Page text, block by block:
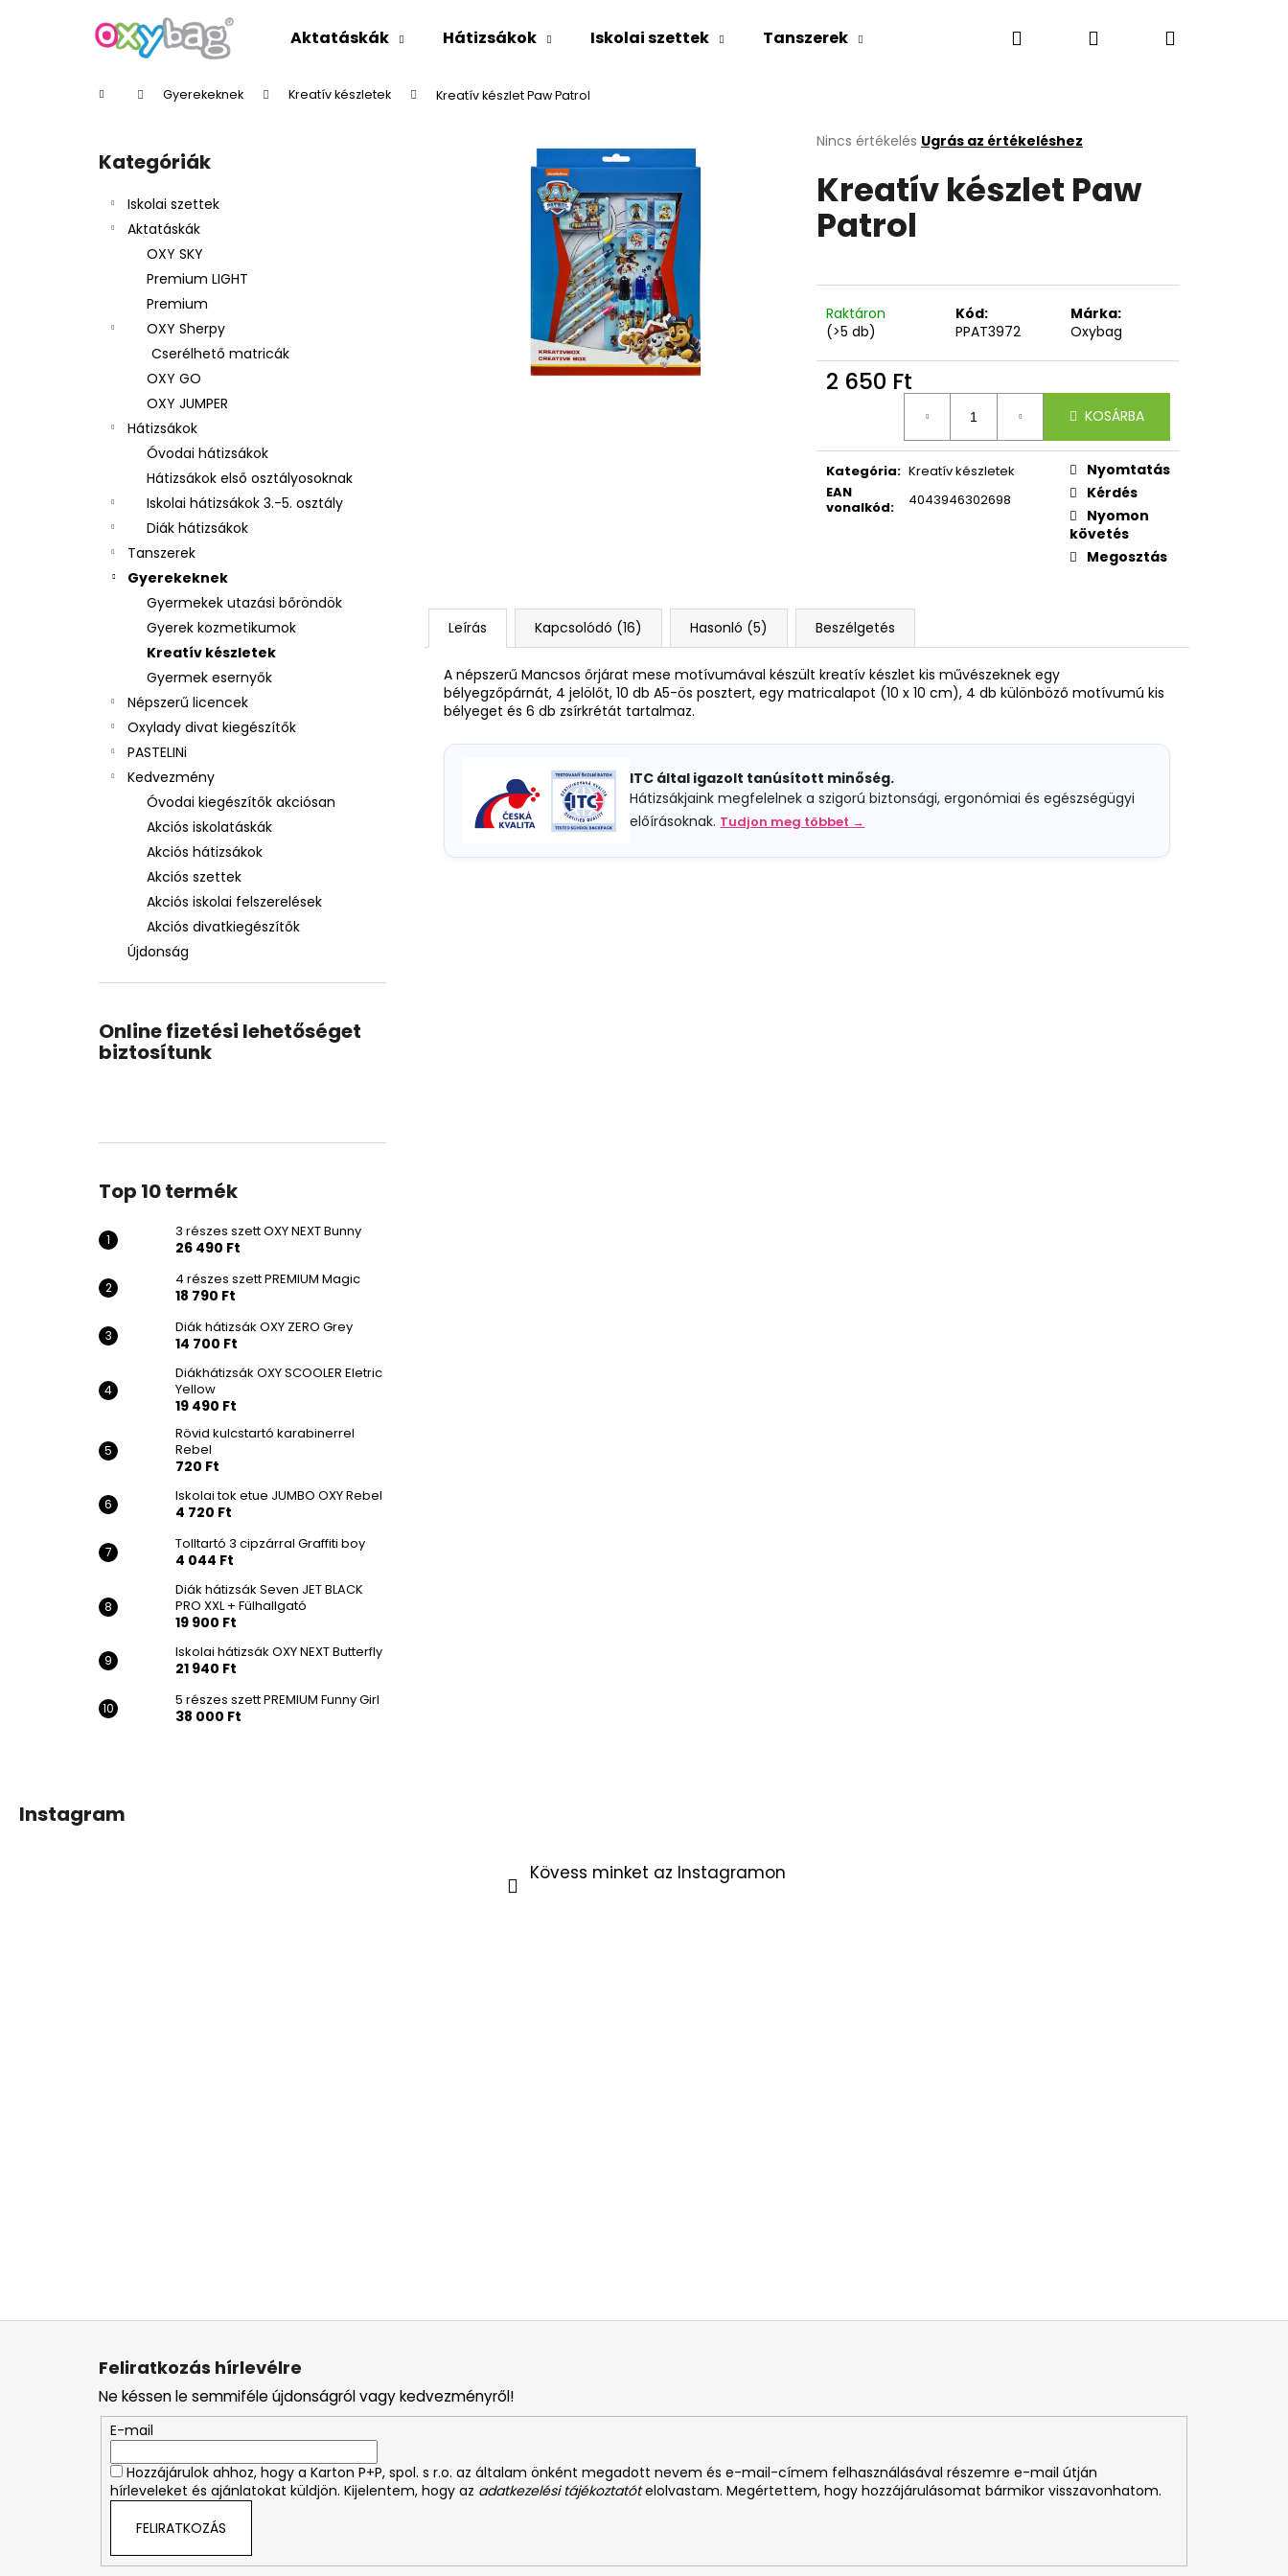
Aktatáskák Hátizsákok Iskolai szettek Tanszerek KeresésBejelentkezés
Kosár
KezdőlapGyerekeknek Kreatív készletek Kreatív készlet Paw Patrol
Kategóriák
átugrása
Kategóriák
Iskolai szettek
Aktatáskák
OXY SKY
Premium LIGHT
Premium
OXY Sherpy
Cserélhető matricák
OXY GO
OXY JUMPER
Hátizsákok
Óvodai hátizsákok
Hátizsákok első osztályosoknak
Iskolai hátizsákok 3.-5. osztály
Diák hátizsákok
Tanszerek
Gyerekeknek
Gyermekek utazási bőröndök
Gyerek kozmetikumok
Kreatív készletek
Gyermek esernyők
Népszerű licencek
Oxylady divat kiegészítők
PASTELINi
Kedvezmény
Óvodai kiegészítők akciósan
Akciós iskolatáskák
Akciós hátizsákok
Akciós szettek
Akciós iskolai felszerelések
Akciós divatkiegészítők
Újdonság
Online fizetési lehetőséget
biztosítunk
Top 10 termék
3 részes szett OXY NEXT Bunny
26 490 Ft
4 részes szett PREMIUM Magic
18 790 Ft
Diák hátizsák OXY ZERO Grey
14 700 Ft
Diákhátizsák OXY SCOOLER Eletric
Yellow
19 490 Ft
Rövid kulcstartó karabinerrel
Rebel
720 Ft
Iskolai tok etue JUMBO OXY Rebel
4 720 Ft
Tolltartó 3 cipzárral Graffiti boy
4 044 Ft
Diák hátizsák Seven JET BLACK
PRO XXL + Fülhallgató
19 900 Ft
Iskolai hátizsák OXY NEXT Butterfly
21 940 Ft
5 részes szett PREMIUM Funny Girl
38 000 Ft
A
átlagos
értékelése
5-
ből
Nincs értékelés Ugrás az értékeléshez
Kreatív készlet Paw
Patrol
Raktáron
(>5 db)
Kód:
PPAT3972
Márka:
Oxybag
2 650 Ft
KOSÁRBA
Kategória: Kreatív készletek
EAN
vonalkód: 4043946302698
Nyomtatás
Kérdés
Nyomon
követés
Megosztás
Leírás Kapcsolódó (16) Hasonló (5) Beszélgetés
A népszerű Mancsos őrjárat mese motívumával készült kreatív készlet kis művészeknek egy
bélyegzőpárnát, 4 jelölőt, 10 db A5-ös posztert, egy matricalapot (10 x 10 cm), 4 db különböző motívumú kis
bélyeget és 6 db zsírkrétát tartalmaz.
ITC által igazolt tanúsított minőség.
Hátizsákjaink megfelelnek a szigorú biztonsági, ergonómiai és egészségügyi
előírásoknak. Tudjon meg többet →
Vissza
Vissza
Mit keres?
Ajánljuk
Következő
3 RÉSZES SZETT OXY NEXT BUNNY
26 490 Ft
Instagram
Kövess minket az Instagramon
L
Feliratkozás hírlevélre
Ne késsen le semmiféle újdonságról vagy kedvezményről!
E-mail
Hozzájárulok ahhoz, hogy a Karton P+P, spol. s r.o. az általam önként megadott nevem és e-mail-címem felhasználásával részemre e-mail útján
hírleveleket és ajánlatokat küldjön. Kijelentem, hogy az adatkezelési tájékoztatótelolvastam. Megértettem, hogy hozzájárulásomat bármikor visszavonhatom.
FELIRATKOZÁS